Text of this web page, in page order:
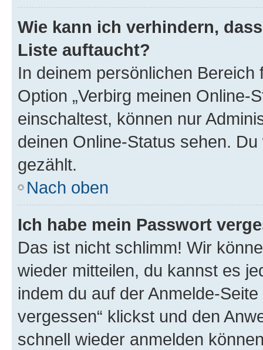
Wie kann ich verhindern,
Liste auftaucht?
In deinem persönlichen
Option „Verbirg meinen Online-
einschaltest, können nur
deinen Online-Status sehen.
gezählt.
Nach oben
Ich habe mein Passwort
Das ist nicht schlimm! Wir
wieder mitteilen, du kannst es
indem du auf der Anmelde-
vergessen“ klickst und den
schnell wieder anmelden